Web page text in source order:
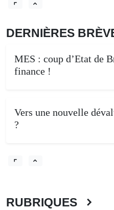
DERNIÈRES
MES : coup d’Etat de
finance !
Vers une nouvelle
?
RUBRIQUES